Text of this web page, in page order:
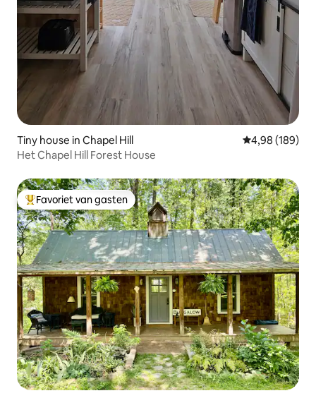
Tiny house in Chapel Hill Gemiddelde
4,98 (189)
Het Chapel Hill Forest House
Topfavoriet van gasten
Favoriet van gasten